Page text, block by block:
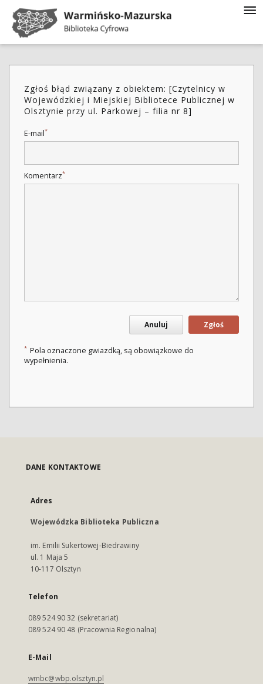
Zgłoś błąd związany z obiektem: [Czytelnicy w
Wojewódzkiej i Miejskiej Bibliotece Publicznej w
Olsztynie przy ul. Parkowej – filia nr 8]
E-mail*
Komentarz*
Anuluj Zgłoś
* Pola oznaczone gwiazdką, są obowiązkowe do
wypełnienia.
DANE KONTAKTOWE
Adres
Wojewódzka Biblioteka Publiczna
im. Emilii Sukertowej-Biedrawiny
ul. 1 Maja 5
10-117 Olsztyn
Telefon
089 524 90 32 (sekretariat)
089 524 90 48 (Pracownia Regionalna)
E-Mail
wmbc@wbp.olsztyn.pl